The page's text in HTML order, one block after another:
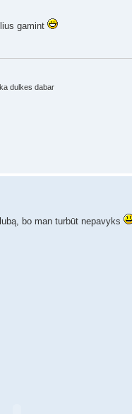
gamint
dulkes dabar
bo man turbūt nepavyks